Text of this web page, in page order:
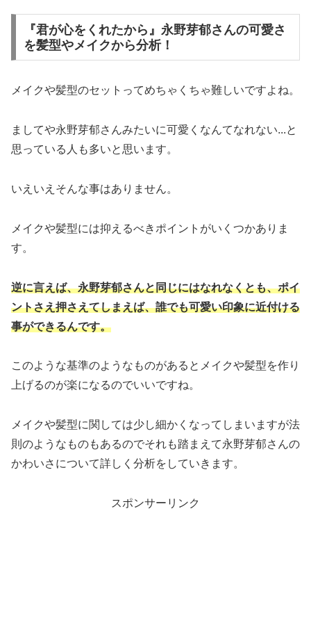
『君が心をくれたから』永野芽郁さんの可愛さ
を髪型やメイクから分析！
メイクや髪型のセットってめちゃくちゃ難しいですよね。
ましてや永野芽郁さんみたいに可愛くなんてなれない...と
思っている人も多いと思います。
いえいえそんな事はありません。
メイクや髪型には抑えるべきポイントがいくつかありま
す。
逆に言えば、永野芽郁さんと同じにはなれなくとも、ポイ
ントさえ押さえてしまえば、誰でも可愛い印象に近付ける
事ができるんです。
このような基準のようなものがあるとメイクや髪型を作り
上げるのが楽になるのでいいですね。
メイクや髪型に関しては少し細かくなってしまいますが法
則のようなものもあるのでそれも踏まえて永野芽郁さんの
かわいさについて詳しく分析をしていきます。
スポンサーリンク